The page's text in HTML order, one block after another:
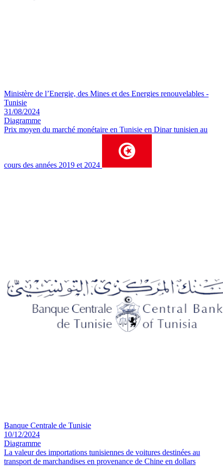
Ministère de l’Energie, des Mines et des Energies renouvelables -
Tunisie
31/08/2024
Diagramme
Prix ​​moyen du marché monétaire en Tunisie en Dinar tunisien au
cours des années 2019 et 2024
Banque Centrale de Tunisie
10/12/2024
Diagramme
La valeur des importations tunisiennes de voitures destinées au
transport de marchandises en provenance de Chine en dollars